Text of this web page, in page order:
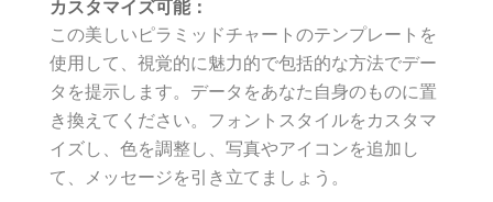
カスタマイズ可能：
この美しいピラミッドチャートのテンプレートを
使用して、視覚的に魅力的で包括的な方法でデー
タを提示します。データをあなた自身のものに置
き換えてください。フォントスタイルをカスタマ
イズし、色を調整し、写真やアイコンを追加し
て、メッセージを引き立てましょう。